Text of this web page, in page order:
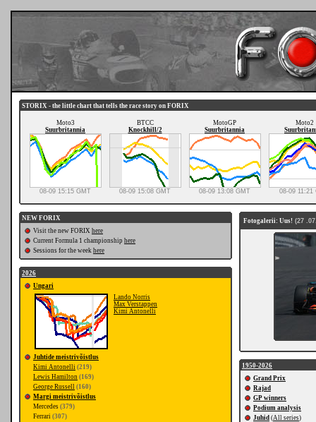
STORIX - the little chart that tells the race story on FORIX
Moto3
Suurbritannia
08-09 15:15 GMT
BTCC
Knockhill/2
08-09 15:08 GMT
MotoGP
Suurbritannia
08-09 13:08 GMT
Moto2
08-09 11:21
NEW FORIX
Visit the new FORIX here
Current Formula 1 championship here
Sessions for the week here
2026
Ungari
Lando Norris
Max Verstappen
Kimi Antonelli
Juhtide meistrivõistlus
Kimi Antonelli (219)
Lewis Hamilton (169)
George Russell (160)
Margi meistrivõistlus
Mercedes (379)
Ferrari (307)
Fotogalerii: Uus! (27
1950-2026
Grand Prix
Rajad
GP winners
Podium analysis
Juhid (All series)